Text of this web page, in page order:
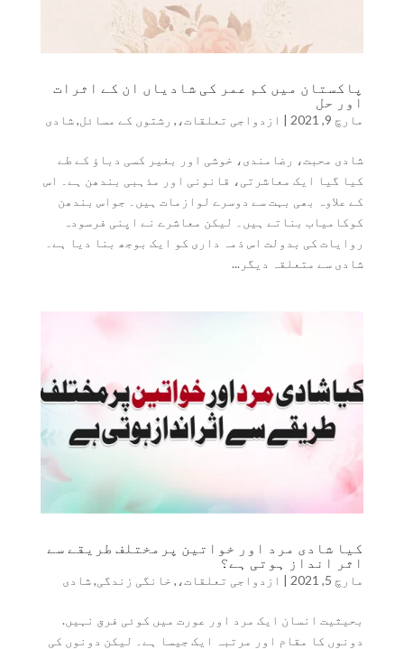
پاکستان میں کم عمر کی شادیاں ان کے اثرات
اور حل
مارچ 9, 2021 | ازدواجی تعلقات، , رشتوں کے مسائل,شادی
شادی محبت، رضامندی، خوشی اور بغیر کسی دباؤ کے طے
کیا گیا ایک معاشرتی، قانونی اور مذہبی بندھن ہے۔ اس
کے علاوہ بھی بہت سے دوسرے لوازمات ہیں۔ جواس بندھن
کوکامیاب بناتے ہیں۔ لیکن معاشرے نے اپنی فرسودہ
روایات کی بدولت اس ذمہ داری کو ایک بوجھ بنا دیا ہے۔
شادی سے متعلقہ دیگر...
کیا شادی مرد اور خواتین پرمختلف طریقے سے
اثر انداز ہوتی ہے؟
مارچ 5, 2021 | ازدواجی تعلقات، , خانگی زندگی,شادی
بحیثیت انسان ایک مرد اور عورت میں کوئی فرق نہیں.
دونوں کا مقام اور مرتبہ ایک جیسا ہے۔ لیکن دونوں کی